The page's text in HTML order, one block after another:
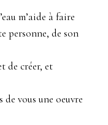
m’aide à faire
personne, de son
de créer, et
vous une oeuvre